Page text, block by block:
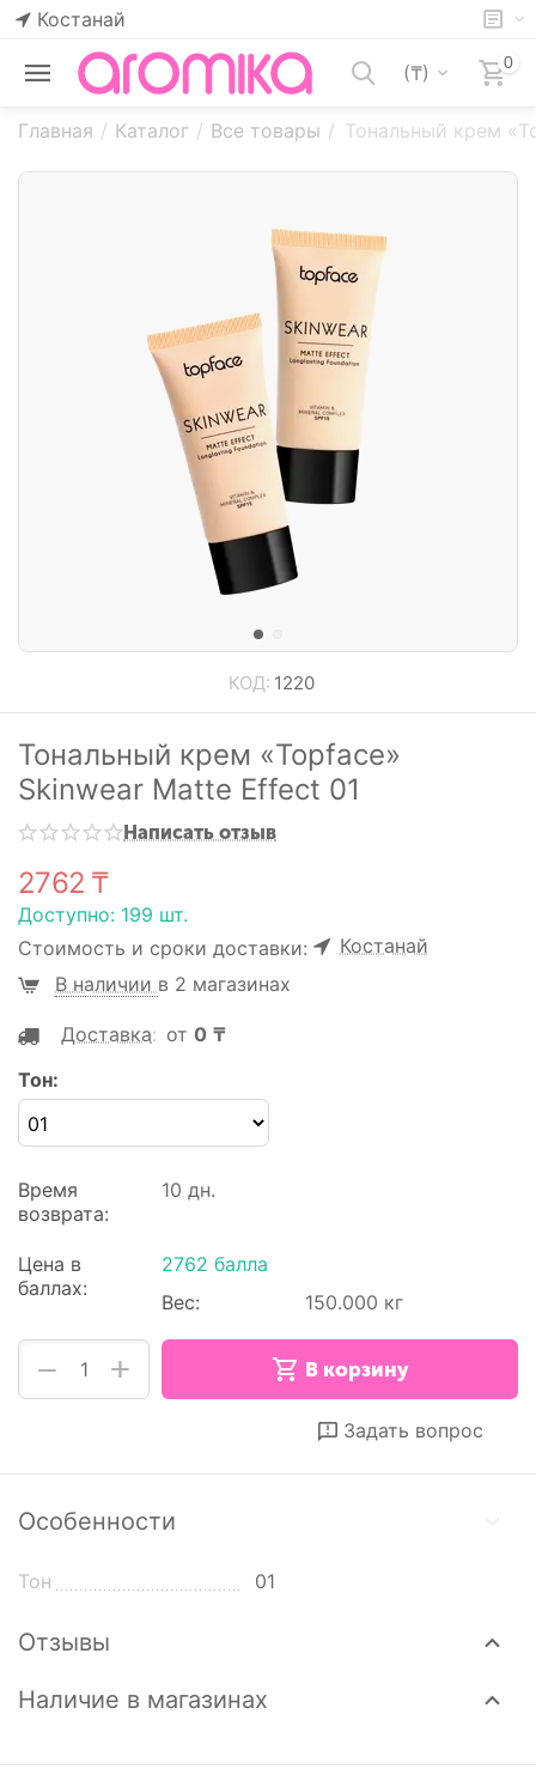
Костанай
(₸) 0
Главная / Каталог / Все товары / Тональный крем
КОД: 1220
Тональный крем «Topface»
Skinwear Matte Effect 01
Написать отзыв
2762 ₸
Доступно: 199 шт.
Стоимость и сроки доставки:
Костанай
В наличии в 2 магазинах
Доставка: от 0 ₸
Тон:
Время
возврата:
10 дн.
Цена в
баллах:
2762 балла
Вес:
150.000 кг
+
− В корзину
Задать вопрос
Особенности
Тон 01
Отзывы
Наличие в магазинах